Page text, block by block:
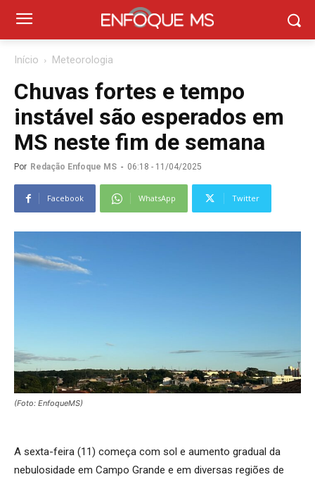
Início Meteorologia
Chuvas fortes e tempo
instável são esperados em
MS neste fim de semana
Por Redação Enfoque MS - 06:18 - 11/04/2025
Facebook WhatsApp Twitter
(Foto: EnfoqueMS)
A sexta-feira (11) começa com sol e aumento gradual da
nebulosidade em Campo Grande e em diversas regiões de